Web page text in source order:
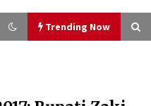
Trending Now